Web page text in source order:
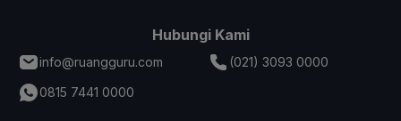
Hubungi Kami
info@ruangguru.com
(021) 3093 0000
0815 7441 0000